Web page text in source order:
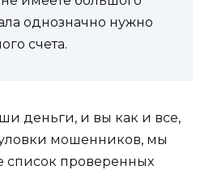
однозначно нужно
счета.
деньги, и вы как и все,
уловки мошенников, мы
список проверенных